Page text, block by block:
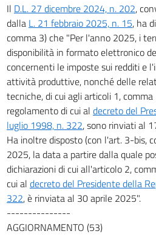
Il D.L. 27 dicembre 2024, n. 202,
dalla L. 21 febbraio 2025, n. 15, ha
comma 3) che "Per l'anno 2025, i
disponibilità in formato elettronico
concernenti le imposte sui redditi e
attività produttive, nonché delle
tecniche, di cui agli articoli 1,
regolamento di cui al decreto del
luglio 1998, n. 322, sono rinviati al
Ha inoltre disposto (con l'art. 3-bis,
2025, la data a partire dalla quale
dichiarazioni di cui all'articolo 2,
cui al decreto del Presidente della
322, è rinviata al 30 aprile 2025".
---------------
AGGIORNAMENTO (53)